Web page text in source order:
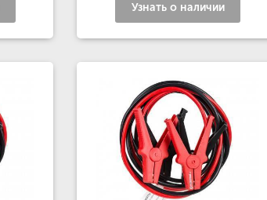
Узнать о наличии